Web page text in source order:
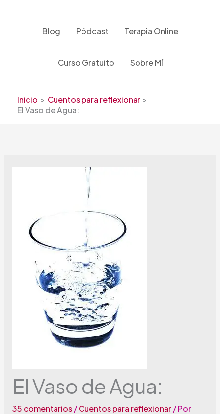
Blog Pódcast Terapia Online
Curso Gratuito Sobre Mí
Inicio
Cuentos para reflexionar
El Vaso de Agua:
El Vaso de Agua:
35 comentarios /Cuentos para reflexionar/ Por